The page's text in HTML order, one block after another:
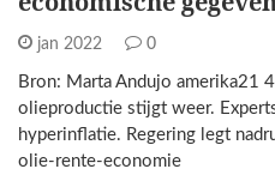
jan 2022 0
Bron: Marta Andujo amerika21
olieproductie stijgt weer.
hyperinflatie. Regering legt
olie-rente-economie